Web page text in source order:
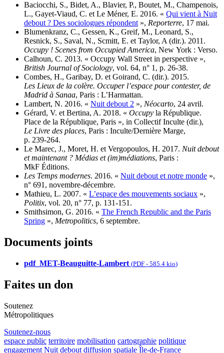
Baciocchi, S., Bidet, A., Blavier, P., Boutet, M., Champenois,
L., Gayet-Viaud, C. et Le Méner, E. 2016. « Qui vient à Nuit
debout ? Des sociologues répondent », Reporterre, 17 mai.
Blumenkranz, C., Gessen, K., Greif, M., Leonard, S.,
Resnick, S., Saval, N., Scmitt, E. et Taylor, A (dir.). 2011.
Occupy ! Scenes from Occupied America, New York : Verso.
Calhoun, C. 2013. « Occupy Wall Street in perspective »,
British Journal of Sociology, vol. 64, n° 1, p. 26‑38.
Combes, H., Garibay, D. et Goirand, C. (dir.). 2015.
Les Lieux de la colère. Occuper l’espace pour contester, de
Madrid à Sanaa, Paris : L’Harmattan.
Lambert, N. 2016. « Nuit debout 2 », Néocarto, 24 avril.
Gérard, V. et Bertina, A. 2018. « Occupy la République.
Place de la République, Paris », in Collectif Inculte (dir.),
Le Livre des places, Paris : Inculte/Dernière Marge,
p. 239‑264.
Le Marec, J., Moret, H. et Vergopoulos, H. 2017. Nuit debout
et maintenant ? Médias et (im)médiations, Paris :
MkF Éditions.
Les Temps modernes. 2016. « Nuit debout et notre monde »,
n° 691, novembre‑décembre.
Mathieu, L. 2007. « L’espace des mouvements sociaux »,
Politix, vol. 20, n° 77, p. 131‑151.
Smithsimon, G. 2016. « The French Republic and the Paris
Spring », Metropolitics, 6 septembre.
Documents joints
pdf_MET-Beauguitte-Lambert (PDF - 585.4 kio)
Faites un don
Soutenez
Métropolitiques
Soutenez-nous
espace public territoire mobilisation cartographie politique
engagement Nuit debout diffusion spatiale Île-de-France